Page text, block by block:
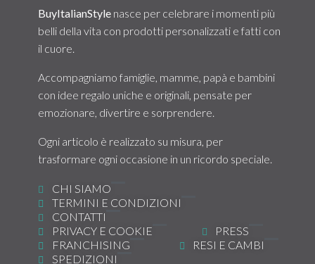
BuyItalianStyle nasce per celebrare i momenti più
belli della vita con prodotti personalizzati e fatti con
il cuore.
Accompagniamo famiglie, mamme, papà e bambini
con idee regalo uniche e originali, pensate per
emozionare, divertire e sorprendere.
Ogni articolo è realizzato su misura, per
trasformare ogni occasione in un ricordo speciale.
CHI SIAMO
TERMINI E CONDIZIONI
CONTATTI
PRIVACY E COOKIE
PRESS
FRANCHISING
RESI E CAMBI
SPEDIZIONI